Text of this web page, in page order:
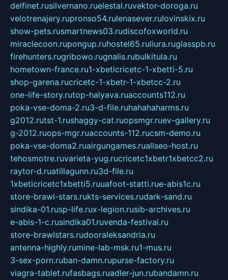
delfinet.rusilvernano.ruelestal.ruvektor-doroga.ru
velotrenajery.rupronso54.rulenasever.rulovinskix.ru
show-pets.rusmartnews03.rudiscofoxworld.ru
miraclecoon.rupongup.ruhostel65.ruliura.ruglasspb.ru
firehunters.rugribowo.rugnalis.rubulkitula.ru
hometown-france.ru1-xbeticricetc-1-xbetti-5.ru
shop-garena.rucricetc-1-xbetr-1-xbetcc-2.ru
one-life-story.rutop-halyava.ruaccounts112.ru
poka-vse-doma-2.ru3-d-file.ruhahahaharms.ru
g2012.rutst-1.rushaggy-cat.ruopsmgr.ruev-gallery.ru
g-2012.ruops-mgr.ruaccounts-112.rucsm-demo.ru
poka-vse-doma2.ruairgungames.ruallseo-host.ru
tehosmotre.ruvarieta-yug.rucricetc1xbetr1xbetcc2.ru
raytor-d.ruatillagunn.ru3d-file.ru
1xbeticricetc1xbetti5.ruuafoot-statti.rue-abis1c.ru
store-brawl-stars.rukts-services.rudark-sand.ru
sindika-01.rusp-life.rux-legion.rusib-archives.ru
e-abis-1-c.rusindika01.ruvenda-festival.ru
store-brawlstars.rudooraleksandria.ru
antenna-highly.rumine-lab-msk.ru1-mus.ru
3-sex-porn.ruban-damn.rupurse-factory.ru
viagra-tablet.rufasbags.ruadler-jun.rubandamn.ru